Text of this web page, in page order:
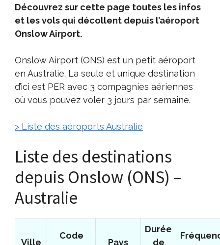
Découvrez sur cette page toutes les infos
et les vols qui décollent depuis l’aéroport
Onslow Airport.
Onslow Airport (ONS) est un petit aéroport
en Australie. La seule et unique destination
d’ici est PER avec 3 compagnies aériennes
où vous pouvez voler 3 jours par semaine.
> Liste des aéroports Australie
Liste des destinations
depuis Onslow (ONS) –
Australie
Ville
Code
Pays
Durée
de